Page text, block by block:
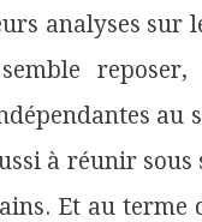
analyses sur
semble
au
à réunir
Et au